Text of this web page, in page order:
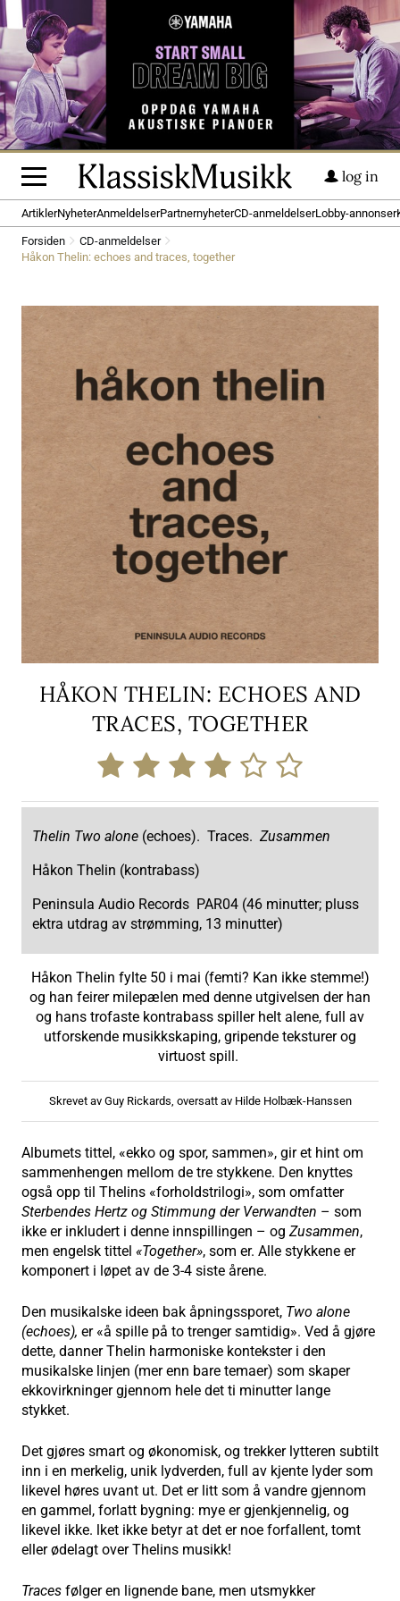
log in
ArtiklerNyheterAnmeldelserPartnernyheterCD-anmeldelserLobby-annonser
Forsiden
CD-anmeldelser
Håkon Thelin: echoes and traces, together
HÅKON THELIN: ECHOES AND
TRACES, TOGETHER
Thelin Two alone (echoes). Traces. Zusammen
Håkon Thelin (kontrabass)
Peninsula Audio Records PAR04 (46 minutter; pluss
ektra utdrag av strømming, 13 minutter)
Håkon Thelin fylte 50 i mai (femti? Kan ikke stemme!)
og han feirer milepælen med denne utgivelsen der han
og hans trofaste kontrabass spiller helt alene, full av
utforskende musikkskaping, gripende teksturer og
virtuost spill.
Skrevet av Guy Rickards, oversatt av Hilde Holbæk-Hanssen
Albumets tittel, «ekko og spor, sammen», gir et hint om
sammenhengen mellom de tre stykkene. Den knyttes
også opp til Thelins «forholdstrilogi», som omfatter
Sterbendes Hertz og Stimmung der Verwandten – som
ikke er inkludert i denne innspillingen – og Zusammen,
men engelsk tittel «Together», som er. Alle stykkene er
komponert i løpet av de 3-4 siste årene.
Den musikalske ideen bak åpningssporet, Two alone
(echoes), er «å spille på to trenger samtidig». Ved å gjøre
dette, danner Thelin harmoniske kontekster i den
musikalske linjen (mer enn bare temaer) som skaper
ekkovirkninger gjennom hele det ti minutter lange
stykket.
Det gjøres smart og økonomisk, og trekker lytteren subtilt
inn i en merkelig, unik lydverden, full av kjente lyder som
likevel høres uvant ut. Det er litt som å vandre gjennom
en gammel, forlatt bygning: mye er gjenkjennelig, og
likevel ikke. lket ikke betyr at det er noe forfallent, tomt
eller ødelagt over Thelins musikk!
Traces følger en lignende bane, men utsmykker